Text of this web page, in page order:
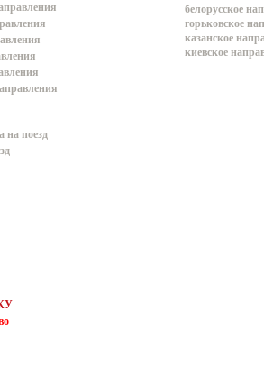
на поезд
белорусское
горьковское
казанское
киевское